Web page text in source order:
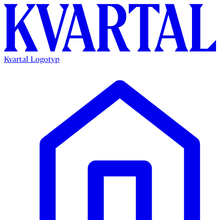
Kvartal Logotyp